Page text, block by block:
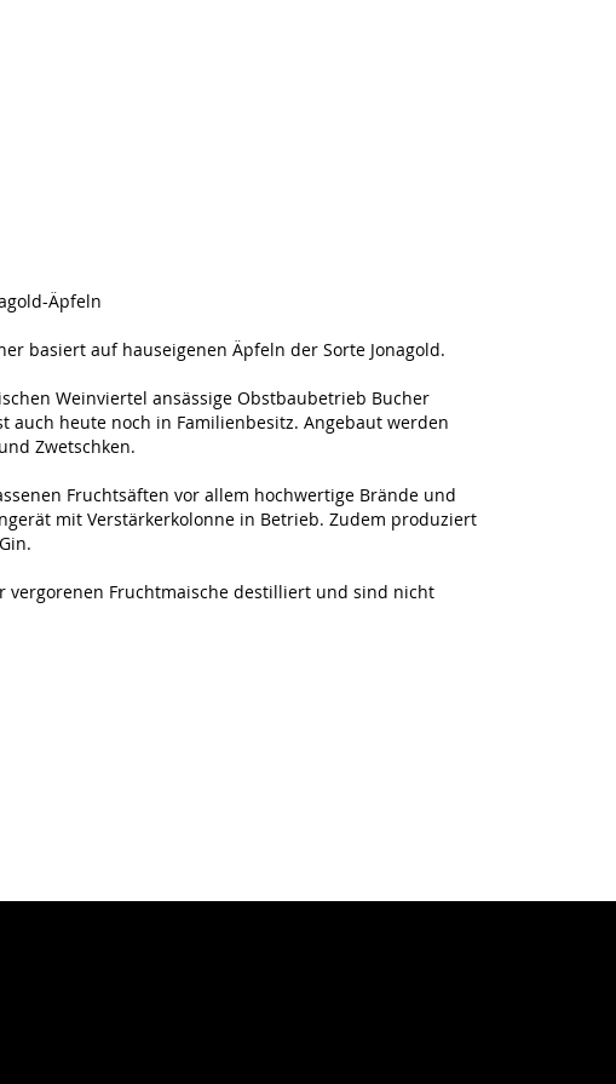
Äpfeln
basiert auf hauseigenen Äpfeln der Sorte Jonagold.
Weinviertel ansässige Obstbaubetrieb Bucher
auch heute noch in Familienbesitz. Angebaut werden
Zwetschken.
Fruchtsäften vor allem hochwertige Brände und
mit Verstärkerkolonne in Betrieb. Zudem produziert
vergorenen Fruchtmaische destilliert und sind nicht